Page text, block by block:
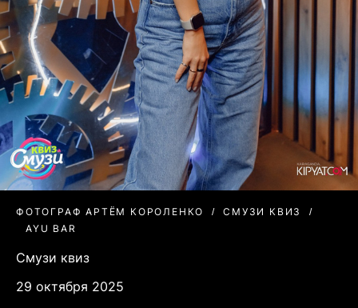
ФОТОГРАФ АРТЁМ КОРОЛЕНКО
СМУЗИ КВИЗ
AYU BAR
Смузи квиз
29 октября 2025